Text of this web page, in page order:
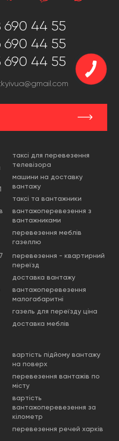
690 44 55
690 44 55
690 44 55
таксі для перевезення
телевізора
машини на доставку
вантажу
таксі та вантажники
вантажоперевезення з
вантажниками
перевезення меблів
газеллю
перевезення - квартирний
переїзд
доставка вантажу
вантажоперевезення
малогабаритні
газель для переїзду ціна
доставка меблів
вартість підйому вантажу
на поверх
перевезення вантажів по
місту
вартість
вантажоперевезення за
кілометр
перевезення речей харків